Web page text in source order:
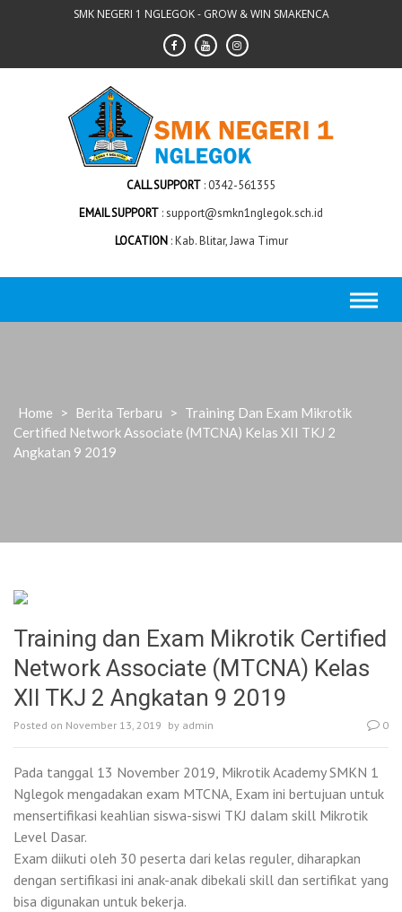
SMK NEGERI 1 NGLEGOK - GROW & WIN SMAKENCA
CALL SUPPORT 0342-561355
EMAIL SUPPORT support@smkn1nglegok.sch.id
LOCATION Kab. Blitar, Jawa Timur
Home > Berita Terbaru > Training Dan Exam Mikrotik
Certified Network Associate (MTCNA) Kelas XII TKJ 2
Angkatan 9 2019
Training dan Exam Mikrotik Certified
Network Associate (MTCNA) Kelas
XII TKJ 2 Angkatan 9 2019
Posted on November 13, 2019 by admin 0
Pada tanggal 13 November 2019, Mikrotik Academy SMKN 1
Nglegok mengadakan exam MTCNA, Exam ini bertujuan untuk
mensertifikasi keahlian siswa-siswi TKJ dalam skill Mikrotik
Level Dasar.
Exam diikuti oleh 30 peserta dari kelas reguler, diharapkan
dengan sertifikasi ini anak-anak dibekali skill dan sertifikat yang
bisa digunakan untuk bekerja.